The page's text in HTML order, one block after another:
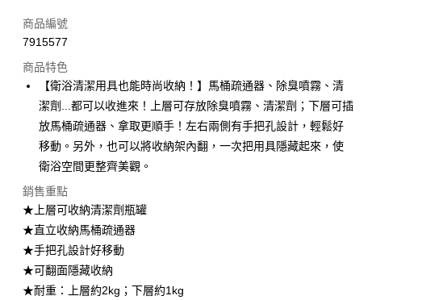
悠遊付
Google Pay
全盈+PAY
大哥付你分期
相關說明
【大哥付你分期使用說明】
2.付款方式選擇「大哥付你分期」，訂單成立後會自動跳轉到大哥付的交易
流程，驗證手機門號後，選擇欲分期的期數、繳款截止日，確認付款後即
3.實際核准額度、可分期數及費用金額請依後續交易確認頁面所載為準。
4.訂單成立30分鐘內，如未前往確認交易或遇審核未通過，訂單將自動取
消。如遇「轉專審核」未通過狀況，表示未達大哥付你分期系統評分，恕
無法說明評估內容。
【繳款方式說明】
ATM付款
運送方式
宅配【父親節大回饋】限時$299免運
每筆NT$150，滿NT$299(含以上)免運費
商品編號
7915577
商品特色
【衛浴清潔用具也能時尚收納！】馬桶疏通器、除臭噴霧、清
潔劑...都可以收進來！上層可存放除臭噴霧、清潔劑；下層可插
放馬桶疏通器、拿取更順手！左右兩側有手把孔設計，輕鬆好
移動。另外，也可以將收納架內翻，一次把用具隱藏起來，使
衛浴空間更整齊美觀。
銷售重點
★上層可收納清潔劑瓶罐
★直立收納馬桶疏通器
★手把孔設計好移動
★可翻面隱藏收納
★耐重：上層約2kg；下層約1kg